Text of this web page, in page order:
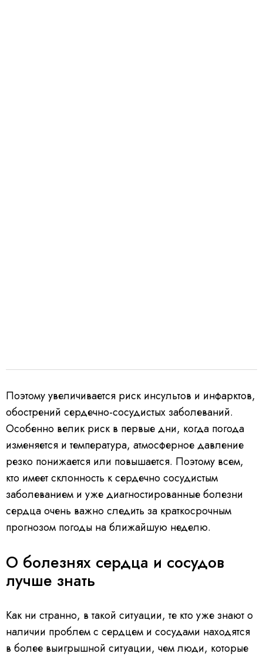
Поэтому увеличивается риск инсультов и инфарктов,
обострений сердечно-сосудистых заболеваний.
Особенно велик риск в первые дни, когда погода
изменяется и температура, атмосферное давление
резко понижается или повышается. Поэтому всем,
кто имеет склонность к сердечно сосудистым
заболеванием и уже диагностированные болезни
сердца очень важно следить за краткосрочным
прогнозом погоды на ближайшую неделю.
О болезнях сердца и сосудов
лучше знать
Как ни странно, в такой ситуации, те кто уже знают о
наличии проблем с сердцем и сосудами находятся
в более выигрышной ситуации, чем люди, которые